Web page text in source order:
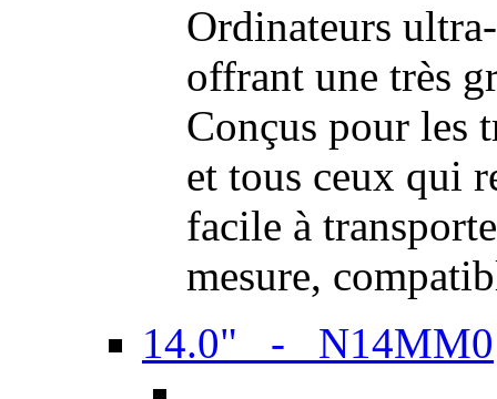
Ordinateurs
offrant une très
Conçus pour les
et tous ceux qui
facile à
mesure,
14.0" - N14MM0